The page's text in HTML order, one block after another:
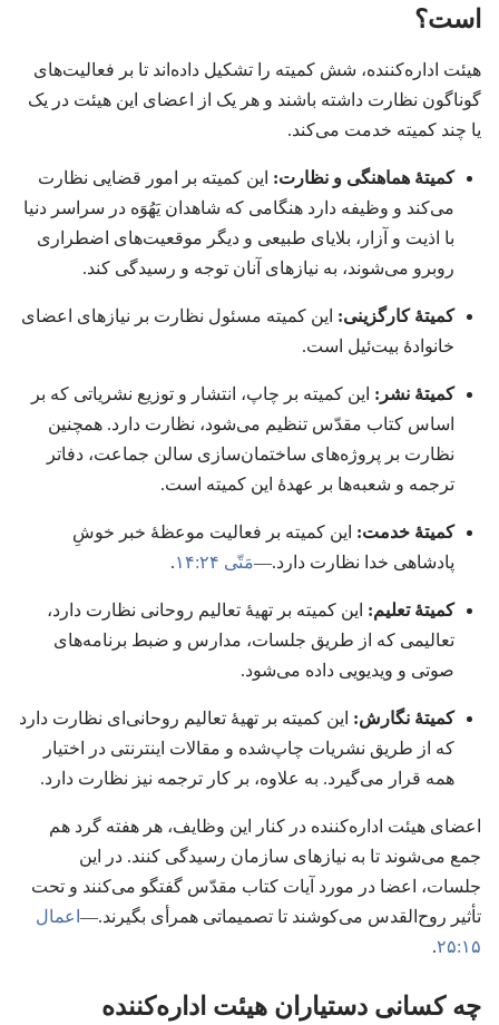
است؟‏
هیئت اداره‌کننده،‏ شش کمیته را تشکیل داده‌اند تا بر فعالیت‌های
گوناگون نظارت داشته باشند و هر یک از اعضای این هیئت در یک
یا چند کمیته خدمت می‌کند.‏
کمیتهٔ هماهنگی و نظارت:‏ این کمیته بر امور قضایی نظارت
می‌کند و وظیفه دارد هنگامی که شاهدان یَهُوَه در سراسر دنیا
با اذیت و آزار،‏ بلایای طبیعی و دیگر موقعیت‌های اضطراری
روبرو می‌شوند،‏ به نیازهای آنان توجه و رسیدگی کند.‏
کمیتهٔ کارگزینی:‏ این کمیته مسئول نظارت بر نیازهای اعضای
خانوادهٔ بیت‌ئیل است.‏
کمیتهٔ نشر:‏ این کمیته بر چاپ،‏ انتشار و توزیع نشریاتی که بر
اساس کتاب مقدّس تنظیم می‌شود،‏ نظارت دارد.‏ همچنین
نظارت بر پروژه‌های ساختمان‌سازی سالن جماعت،‏ دفاتر
ترجمه و شعبه‌ها بر عهدهٔ این کمیته است.‏
کمیتهٔ خدمت:‏ این کمیته بر فعالیت موعظهٔ خبر خوشِ
پادشاهی خدا نظارت دارد.‏—‏مَتّی ۲۴:‏۱۴ ‏.‏
کمیتهٔ تعلیم:‏ این کمیته بر تهیهٔ تعالیم روحانی نظارت دارد،‏
تعالیمی که از طریق جلسات،‏ مدارس و ضبط برنامه‌های
صوتی و ویدیویی داده می‌شود.‏
کمیتهٔ نگارش:‏ این کمیته بر تهیهٔ تعالیم روحانی‌ای نظارت دارد
که از طریق نشریات چاپ‌شده و مقالات اینترنتی در اختیار
همه قرار می‌گیرد.‏ به علاوه،‏ بر کار ترجمه نیز نظارت دارد.‏
اعضای هیئت اداره‌کننده در کنار این وظایف،‏ هر هفته گرد هم
جمع می‌شوند تا به نیازهای سازمان رسیدگی کنند.‏ در این
جلسات،‏ اعضا در مورد آیات کتاب مقدّس گفتگو می‌کنند و تحت
تأثیر روح‌القدس می‌کوشند تا تصمیماتی همرأی بگیرند.‏—‏ اعمال
۱۵:‏۲۵
‏.‏
چه کسانی دستیاران هیئت اداره‌کننده